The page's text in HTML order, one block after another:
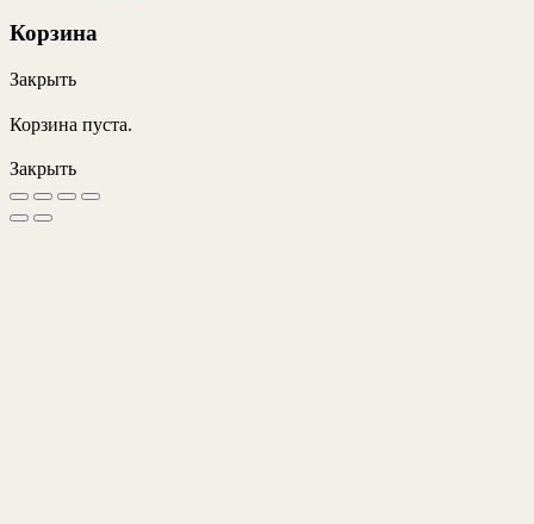
Корзина
Закрыть
Корзина пуста.
Закрыть